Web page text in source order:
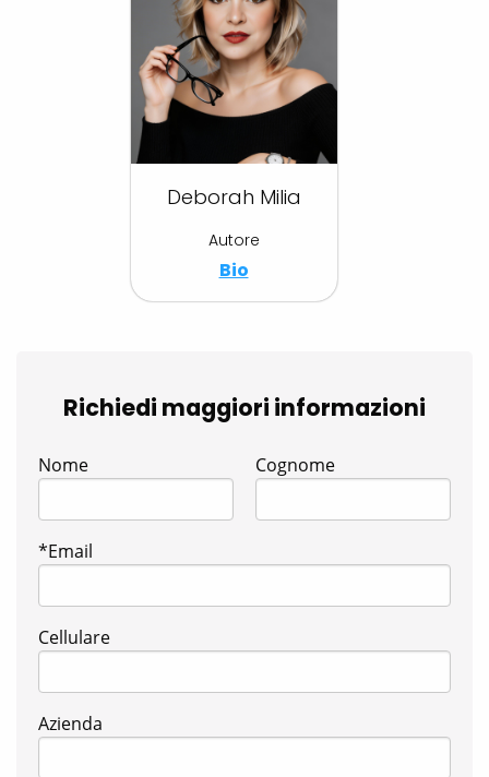
Deborah Milia
Autore
Bio
Richiedi maggiori informazioni
Nome Cognome
*Email
Cellulare
Azienda